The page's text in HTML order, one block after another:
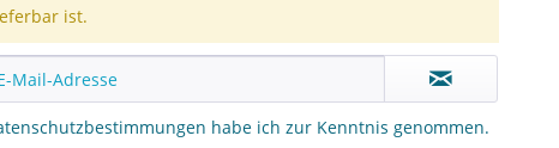
ist.
habe ich zur Kenntnis genommen.